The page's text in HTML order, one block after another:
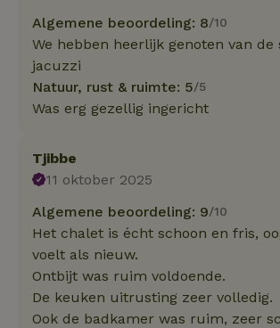
Algemene beoordeling: 8/10
We hebben heerlijk genoten van de
jacuzzi
Natuur, rust & ruimte: 5/5
Was erg gezellig ingericht
Tjibbe
11 oktober 2025
Algemene beoordeling: 9/10
Het chalet is écht schoon en fris,
voelt als nieuw.
Ontbijt was ruim voldoende.
De keuken uitrusting zeer volledig.
Ook de badkamer was ruim, zeer